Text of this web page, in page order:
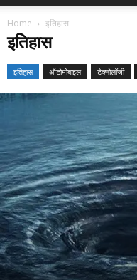
Home इतिहास
इतिहास
इतिहास ऑटोमोबाइल टेक्नोलॉजी